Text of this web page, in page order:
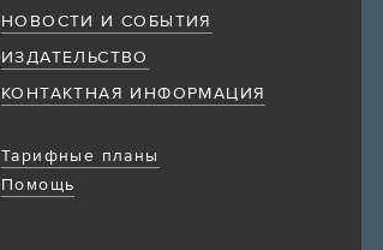
НОВОСТИ И СОБЫТИЯ
ИЗДАТЕЛЬСТВО
КОНТАКТНАЯ ИНФОРМАЦИЯ
Тарифные планы
Помощь